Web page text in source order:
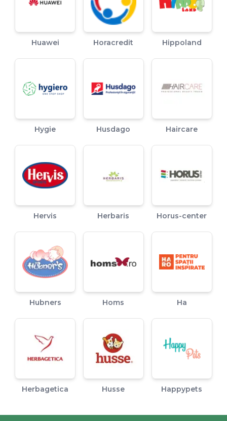
Huawei Horacredit Hippoland
Hygie Husdago Haircare
Hervis Herbaris Horus-center
Hubners Homs Ha
Herbagetica Husse Happypets